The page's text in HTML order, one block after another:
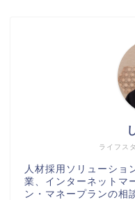
ライフス
人材採用ソリューショ
業、インターネットマ
ン・マネープランの相